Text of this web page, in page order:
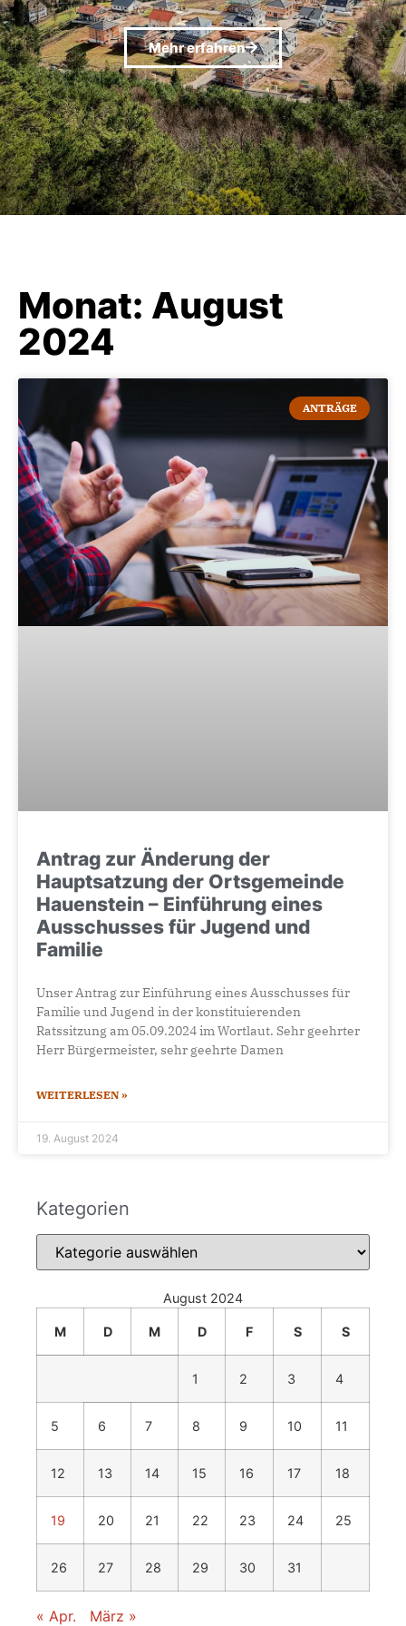
Mehr erfahren
Monat: August
2024
ANTRÄGE
Antrag zur Änderung der
Hauptsatzung der Ortsgemeinde
Hauenstein – Einführung eines
Ausschusses für Jugend und
Familie
Unser Antrag zur Einführung eines Ausschusses für
Familie und Jugend in der konstituierenden
Ratssitzung am 05.09.2024 im Wortlaut. Sehr geehrter
Herr Bürgermeister, sehr geehrte Damen
WEITERLESEN »
19. August 2024
Kategorien
August 2024
M D M D F S S
1 2 3 4
5 6 7 8 9 10 11
12 13 14 15 16 17 18
19 20 21 22 23 24 25
26 27 28 29 30 31
« Apr. März »